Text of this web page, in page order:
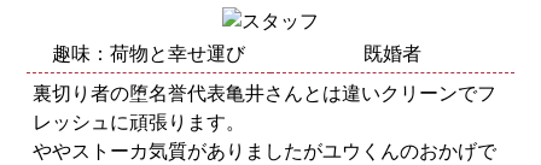
趣味：荷物と幸せ運び
既婚者
裏切り者の堕名誉代表亀井さんとは違いクリーンでフ
レッシュに頑張ります。
ややストーカ気質がありましたがユウくんのおかげで